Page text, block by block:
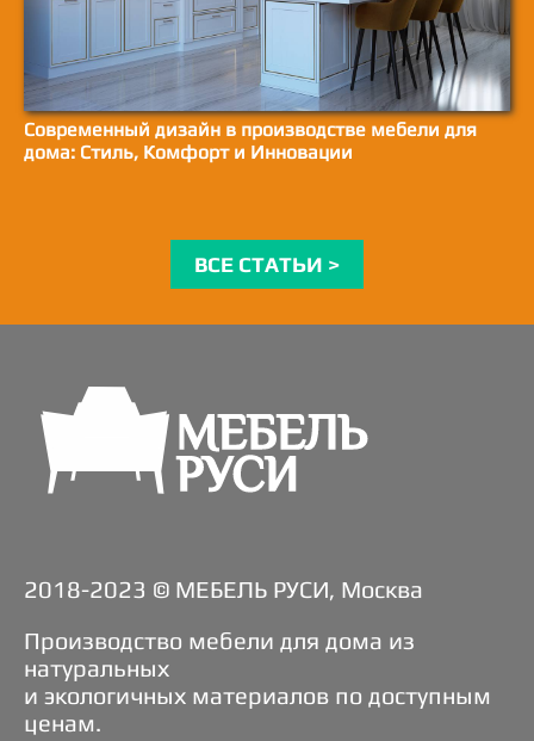
Современный дизайн в производстве мебели для
дома: Стиль, Комфорт и Инновации
ВСЕ СТАТЬИ >
2018-2023 © МЕБЕЛЬ РУСИ, Москва
Производство мебели для дома из
натуральных
и экологичных материалов по доступным
ценам.